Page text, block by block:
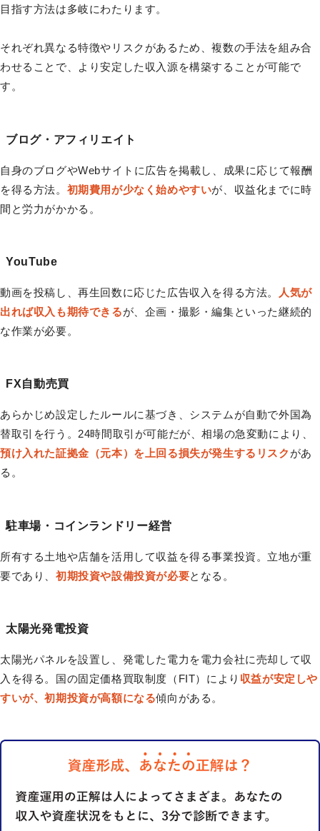
目指す方法は多岐にわたります。
それぞれ異なる特徴やリスクがあるため、複数の手法を組み合
わせることで、より安定した収入源を構築することが可能で
す。
ブログ・アフィリエイト
自身のブログやWebサイトに広告を掲載し、成果に応じて報酬
を得る方法。 初期費用が少なく始めやすいが、収益化までに時
間と労力がかかる。
YouTube
動画を投稿し、再生回数に応じた広告収入を得る方法。
人気が
出れば収入も期待できるが、企画・撮影・編集といった継続的
な作業が必要。
FX自動売買
あらかじめ設定したルールに基づき、システムが自動で外国為
替取引を行う。24時間取引が可能だが、相場の急変動により、
預け入れた証拠金（元本）を上回る損失が発生するリスク があ
る。
駐車場・コインランドリー経営
所有する土地や店舗を活用して収益を得る事業投資。立地が重
要であり、 初期投資や設備投資が必要となる。
太陽光発電投資
太陽光パネルを設置し、発電した電力を電力会社に売却して収
入を得る。国の固定価格買取制度（FIT）により 収益が安定しや
すいが、初期投資が高額になる傾向がある。